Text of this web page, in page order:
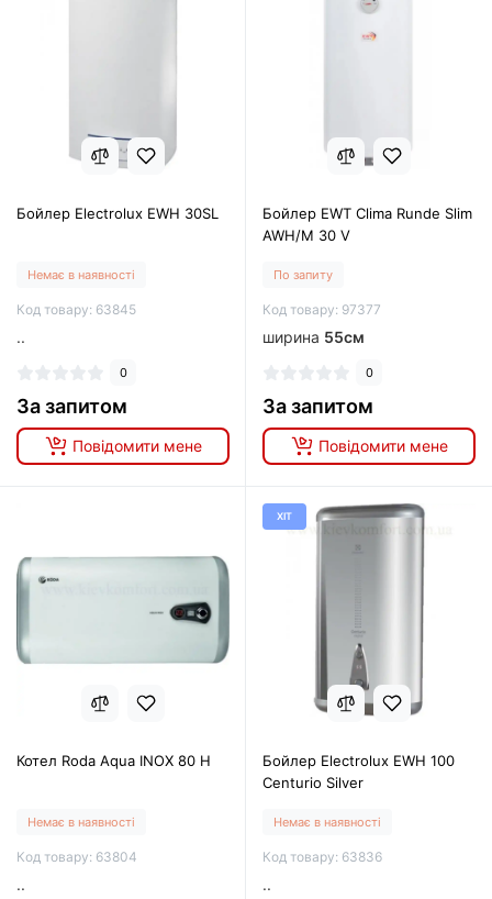
Бойлер Electrolux EWH 30SL
Немає в наявності
Код товару: 63845
..
0
За запитом
Повідомити мене
Бойлер EWT Clima Runde Slim
AWH/M 30 V
По запиту
Код товару: 97377
ширина 55см
0
За запитом
Повідомити мене
Котел Roda Aqua INOX 80 Н
Немає в наявності
Код товару: 63804
..
ХІТ
Бойлер Electrolux EWH 100
Centurio Silver
Немає в наявності
Код товару: 63836
..